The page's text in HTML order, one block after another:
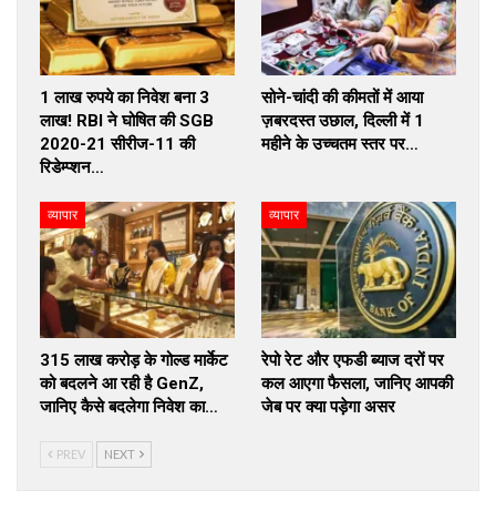
1 लाख रुपये का निवेश बना 3
लाख! RBI ने घोषित की SGB
2020-21 सीरीज-11 की
रिडेम्प्शन…
सोने-चांदी की कीमतों में आया
ज़बरदस्त उछाल, दिल्ली में 1
महीने के उच्चतम स्तर पर…
व्यापार
₹315 लाख करोड़ के गोल्ड मार्केट
को बदलने आ रही है GenZ,
जानिए कैसे बदलेगा निवेश का…
व्यापार
रेपो रेट और एफडी ब्याज दरों पर
कल आएगा फैसला, जानिए आपकी
जेब पर क्या पड़ेगा असर
PREV NEXT